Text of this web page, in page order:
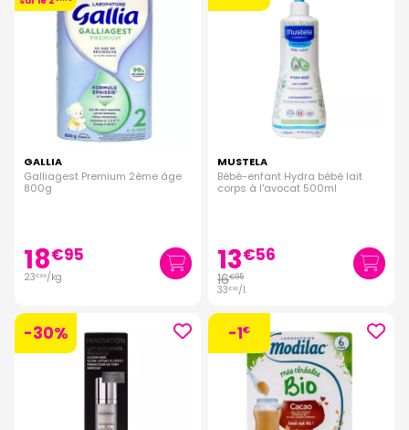
GALLIA
Galliagest Premium 2ème âge
800g
18€95
23€69/kg
MUSTELA
Bébé-enfant Hydra bébé lait
corps à l'avocat 500ml
13€56
16€95
33€90/l.
-30% -1€